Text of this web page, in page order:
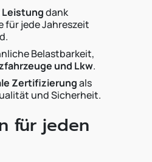
dank
für jede Jahreszeit
Belastbarkeit,
und Lkw.
Zertifizierungals
und Sicherheit.
für jeden